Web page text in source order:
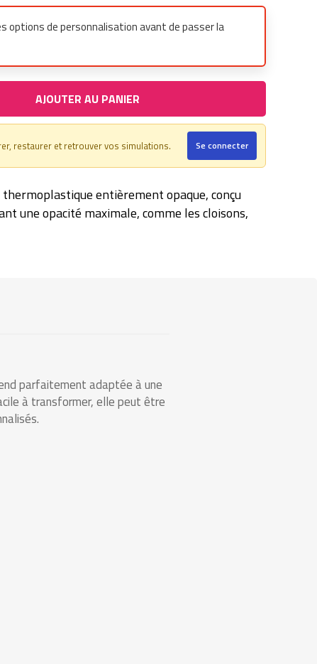
options de personnalisation avant de passer la
AJOUTER AU PANIER
restaurer et retrouver vos simulations. Se connecter
entièrement opaque, conçu
une opacité maximale, comme les cloisons,
parfaitement adaptée à une
à transformer, elle peut être